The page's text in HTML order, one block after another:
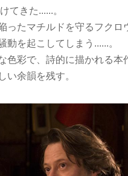
てきた......。
たマチルドを守るフクロ
を起こしてしまう......。
色彩で、詩的に描かれる本
い余韻を残す。